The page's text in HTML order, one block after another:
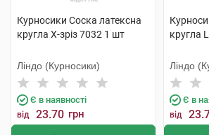
Курносики Соска латексна
кругла X-зріз 7032 1 шт
Ліндо (Курносики)
Є в наявності
від 23.70 грн
кругла
Ліндо
Є в
від